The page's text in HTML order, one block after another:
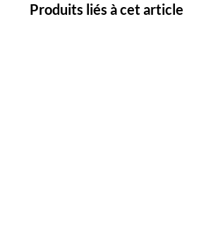
Produits liés à cet article